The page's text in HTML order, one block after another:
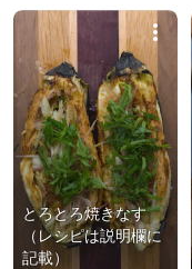
とろとろ焼きなす
（レシピは説明欄に
記載）